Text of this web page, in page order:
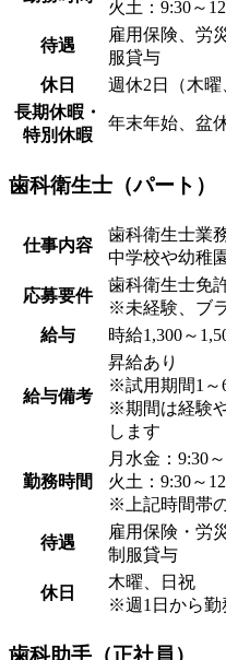
火土：9:30～
待遇
雇用保険、労
服貸与
休日
週休2日（木曜
長期休暇・
特別休暇
年末年始、盆
歯科衛生士（パート）
仕事内容
歯科衛生士業
中学校や幼稚
応募要件
歯科衛生士免
※未経験、ブ
給与
時給1,300～
給与備考
昇給あり
※試用期間1～
※期間は経験
します
勤務時間
月水金：9:30
火土：9:30～
※上記時間帯
待遇
雇用保険・労
制服貸与
休日
木曜、日祝
※週1日から勤
歯科助手（正社員）